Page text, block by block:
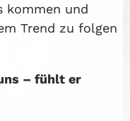
kommen und
Trend zu folgen
– fühlt er